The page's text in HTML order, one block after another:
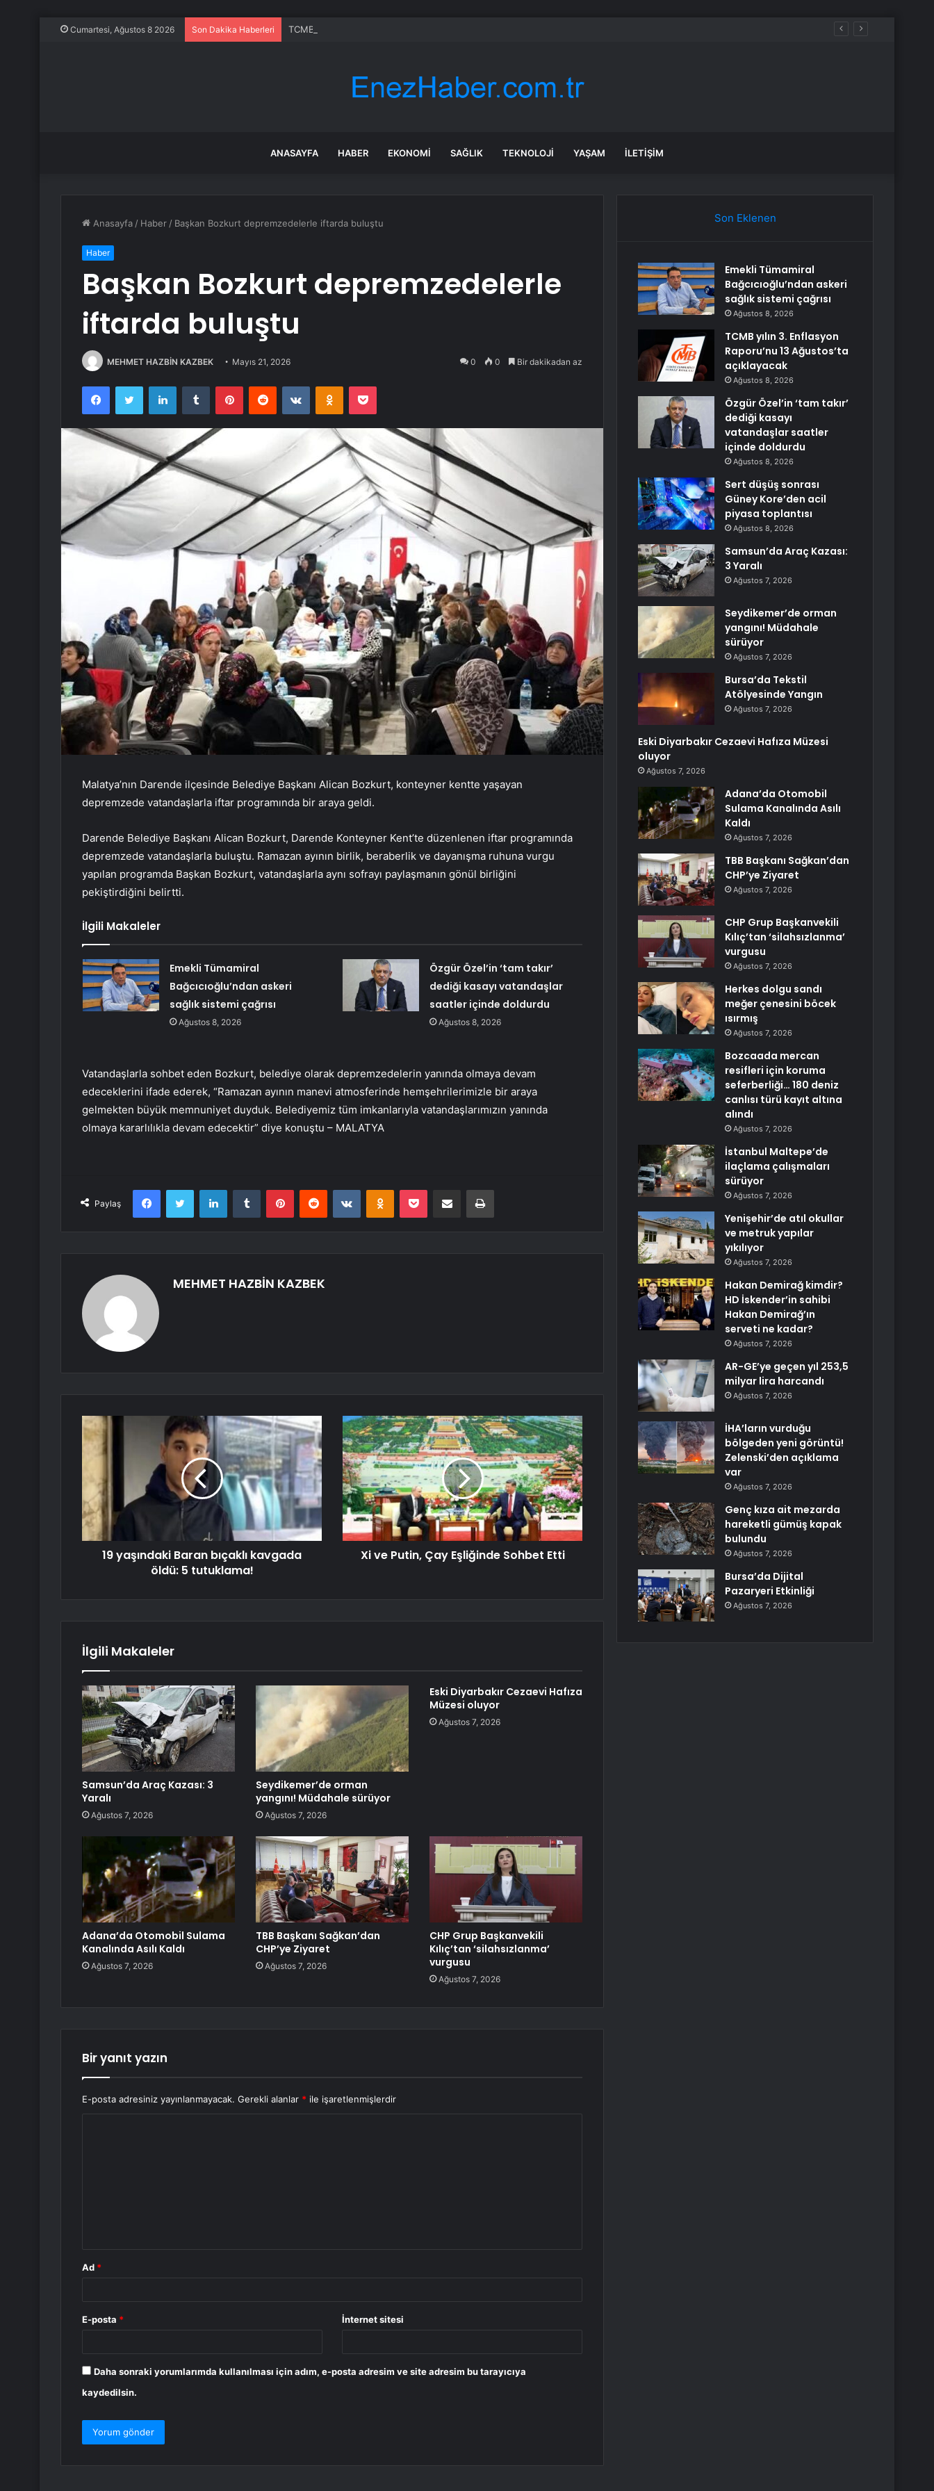
Cumartesi, Ağustos 8 2026 Son Dakika Haberleri TCMB yılın 3. Enflasyon Raporu’nu 13 Ağustos’ta açıklayacak
ANASAYFA HABER EKONOMI SAĞLIK TEKNOLOJI YAŞAM İLETIŞIM
Anasayfa / Haber / Başkan Bozkurt depremzedelerle iftarda buluştu
Haber
Başkan Bozkurt depremzedelerle
iftarda buluştu
MEHMET HAZBİN KAZBEK Mayıs 21, 2026 0 0 Bir dakikadan az
FacebookTwitter LinkedInTumblr PinterestReddit VKontakteOdnoklassniki
Pocket
Malatya’nın Darende ilçesinde Belediye Başkanı Alican Bozkurt, konteyner kentte yaşayan
depremzede vatandaşlarla iftar programında bir araya geldi.
Darende Belediye Başkanı Alican Bozkurt, Darende Konteyner Kent’te düzenlenen iftar programında
depremzede vatandaşlarla buluştu. Ramazan ayının birlik, beraberlik ve dayanışma ruhuna vurgu
yapılan programda Başkan Bozkurt, vatandaşlarla aynı sofrayı paylaşmanın gönül birliğini
pekiştirdiğini belirtti.
İlgili Makaleler
Emekli Tümamiral
Bağcıcıoğlu’ndan askeri
sağlık sistemi çağrısı
Ağustos 8, 2026
Özgür Özel’in ‘tam takır’
dediği kasayı vatandaşlar
saatler içinde doldurdu
Ağustos 8, 2026
Vatandaşlarla sohbet eden Bozkurt, belediye olarak depremzedelerin yanında olmaya devam
edeceklerini ifade ederek, “Ramazan ayının manevi atmosferinde hemşehrilerimizle bir araya
gelmekten büyük memnuniyet duyduk. Belediyemiz tüm imkanlarıyla vatandaşlarımızın yanında
olmaya kararlılıkla devam edecektir” diye konuştu – MALATYA
Paylaş
FacebookTwitter LinkedInTumblr PinterestReddit VKontakteOdnoklassniki
Pocket E-Posta ile paylaş Yazdır
MEHMET HAZBİN KAZBEK
19 yaşındaki Baran bıçaklı kavgada
öldü: 5 tutuklama!
Xi ve Putin, Çay Eşliğinde Sohbet Etti
İlgili Makaleler
Samsun’da Araç Kazası: 3
Yaralı
Ağustos 7, 2026
Seydikemer’de orman
yangını! Müdahale sürüyor
Ağustos 7, 2026
Eski Diyarbakır Cezaevi Hafıza
Müzesi oluyor
Ağustos 7, 2026
Adana’da Otomobil Sulama
Kanalında Asılı Kaldı
Ağustos 7, 2026
TBB Başkanı Sağkan’dan
CHP’ye Ziyaret
Ağustos 7, 2026
CHP Grup Başkanvekili
Kılıç’tan ‘silahsızlanma’
vurgusu
Ağustos 7, 2026
Bir yanıt yazın
E-posta adresiniz yayınlanmayacak. Gerekli alanlar * ile işaretlenmişlerdir
Ad *
E-posta * İnternet sitesi
Daha sonraki yorumlarımda kullanılması için adım, e-posta adresim ve site adresim bu tarayıcıya
kaydedilsin.
Son Eklenen
Emekli Tümamiral
Bağcıcıoğlu’ndan askeri
sağlık sistemi çağrısı
Ağustos 8, 2026
TCMB yılın 3. Enflasyon
Raporu’nu 13 Ağustos’ta
açıklayacak
Ağustos 8, 2026
Özgür Özel’in ‘tam takır’
dediği kasayı
vatandaşlar saatler
içinde doldurdu
Ağustos 8, 2026
Sert düşüş sonrası
Güney Kore’den acil
piyasa toplantısı
Ağustos 8, 2026
Samsun’da Araç Kazası:
3 Yaralı
Ağustos 7, 2026
Seydikemer’de orman
yangını! Müdahale
sürüyor
Ağustos 7, 2026
Bursa’da Tekstil
Atölyesinde Yangın
Ağustos 7, 2026
Eski Diyarbakır Cezaevi Hafıza Müzesi
oluyor
Ağustos 7, 2026
Adana’da Otomobil
Sulama Kanalında Asılı
Kaldı
Ağustos 7, 2026
TBB Başkanı Sağkan’dan
CHP’ye Ziyaret
Ağustos 7, 2026
CHP Grup Başkanvekili
Kılıç’tan ‘silahsızlanma’
vurgusu
Ağustos 7, 2026
Herkes dolgu sandı
meğer çenesini böcek
ısırmış
Ağustos 7, 2026
Bozcaada mercan
resifleri için koruma
seferberliği… 180 deniz
canlısı türü kayıt altına
alındı
Ağustos 7, 2026
İstanbul Maltepe’de
ilaçlama çalışmaları
sürüyor
Ağustos 7, 2026
Yenişehir’de atıl okullar
ve metruk yapılar
yıkılıyor
Ağustos 7, 2026
Hakan Demirağ kimdir?
HD İskender’in sahibi
Hakan Demirağ’ın
serveti ne kadar?
Ağustos 7, 2026
AR-GE’ye geçen yıl 253,5
milyar lira harcandı
Ağustos 7, 2026
İHA’ların vurduğu
bölgeden yeni görüntü!
Zelenski’den açıklama
var
Ağustos 7, 2026
Genç kıza ait mezarda
hareketli gümüş kapak
bulundu
Ağustos 7, 2026
Bursa’da Dijital
Pazaryeri Etkinliği
Ağustos 7, 2026